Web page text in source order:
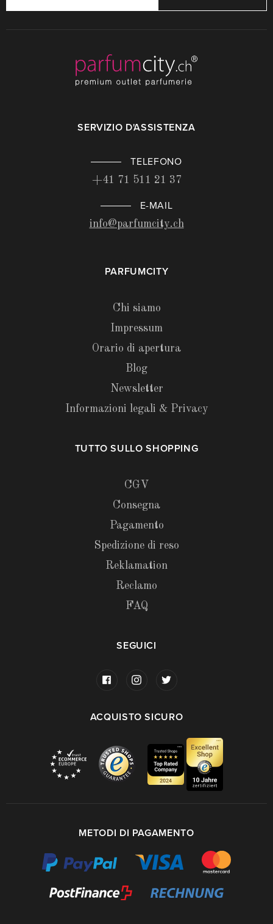
SERVIZIO D'ASSISTENZA
TELEFONO
+41 71 511 21 37
E-MAIL
info@parfumcity.ch
PARFUMCITY
Chi siamo
Impressum
Orario di apertura
Blog
Newsletter
Informazioni legali & Privacy
TUTTO SULLO SHOPPING
CGV
Consegna
Pagamento
Spedizione di reso
Reklamation
Reclamo
FAQ
SEGUICI
ACQUISTO SICURO
METODI DI PAGAMENTO